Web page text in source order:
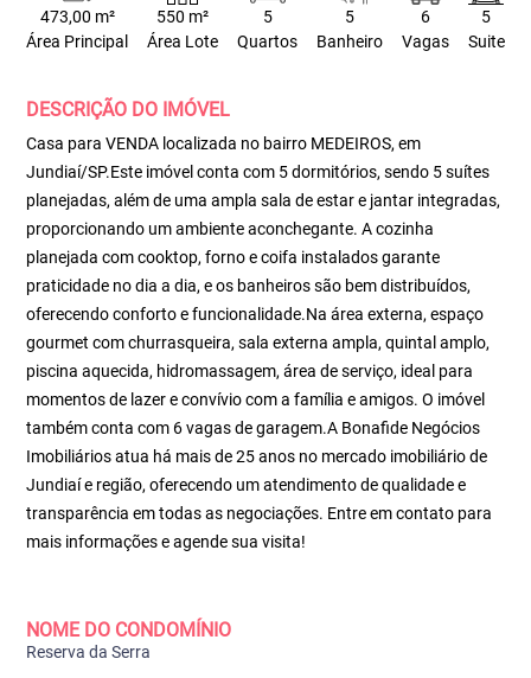
473,00 m²
Área Principal
550 m²
Área Lote
5
Quartos
5
Banheiro
6
Vagas
5
Suite
DESCRIÇÃO DO IMÓVEL
Casa para VENDA localizada no bairro MEDEIROS, em
Jundiaí/SP.Este imóvel conta com 5 dormitórios, sendo 5 suítes
planejadas, além de uma ampla sala de estar e jantar integradas,
proporcionando um ambiente aconchegante. A cozinha
planejada com cooktop, forno e coifa instalados garante
praticidade no dia a dia, e os banheiros são bem distribuídos,
oferecendo conforto e funcionalidade.Na área externa, espaço
gourmet com churrasqueira, sala externa ampla, quintal amplo,
piscina aquecida, hidromassagem, área de serviço, ideal para
momentos de lazer e convívio com a família e amigos. O imóvel
também conta com 6 vagas de garagem.A Bonafide Negócios
Imobiliários atua há mais de 25 anos no mercado imobiliário de
Jundiaí e região, oferecendo um atendimento de qualidade e
transparência em todas as negociações. Entre em contato para
mais informações e agende sua visita!
NOME DO CONDOMÍNIO
Reserva da Serra